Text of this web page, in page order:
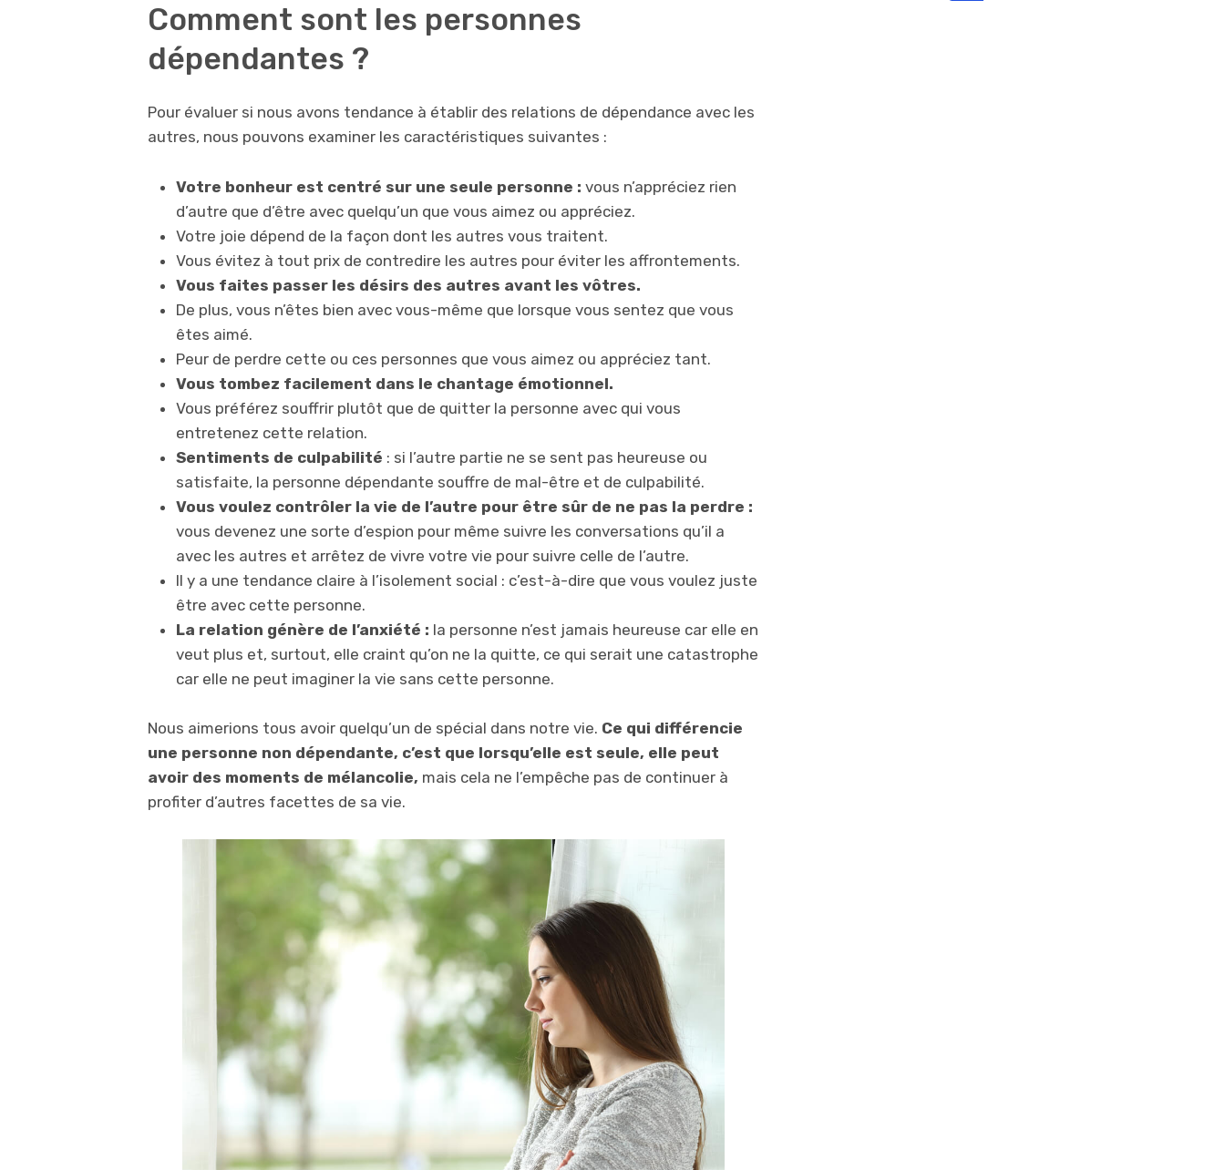
Comment sont les personnes
dépendantes ?
Pour évaluer si nous avons tendance à établir des relations de dépendance avec les
autres, nous pouvons examiner les caractéristiques suivantes :
Votre bonheur est centré sur une seule personne : vous n’appréciez rien
d’autre que d’être avec quelqu’un que vous aimez ou appréciez.
Votre joie dépend de la façon dont les autres vous traitent.
Vous évitez à tout prix de contredire les autres pour éviter les affrontements.
Vous faites passer les désirs des autres avant les vôtres.
De plus, vous n’êtes bien avec vous-même que lorsque vous sentez que vous
êtes aimé.
Peur de perdre cette ou ces personnes que vous aimez ou appréciez tant.
Vous tombez facilement dans le chantage émotionnel.
Vous préférez souffrir plutôt que de quitter la personne avec qui vous
entretenez cette relation.
Sentiments de culpabilité : si l’autre partie ne se sent pas heureuse ou
satisfaite, la personne dépendante souffre de mal-être et de culpabilité.
Vous voulez contrôler la vie de l’autre pour être sûr de ne pas la perdre :
vous devenez une sorte d’espion pour même suivre les conversations qu’il a
avec les autres et arrêtez de vivre votre vie pour suivre celle de l’autre.
Il y a une tendance claire à l’isolement social : c’est-à-dire que vous voulez juste
être avec cette personne.
La relation génère de l’anxiété : la personne n’est jamais heureuse car elle en
veut plus et, surtout, elle craint qu’on ne la quitte, ce qui serait une catastrophe
car elle ne peut imaginer la vie sans cette personne.
Nous aimerions tous avoir quelqu’un de spécial dans notre vie. Ce qui différencie
une personne non dépendante, c’est que lorsqu’elle est seule, elle peut
avoir des moments de mélancolie, mais cela ne l’empêche pas de continuer à
profiter d’autres facettes de sa vie.